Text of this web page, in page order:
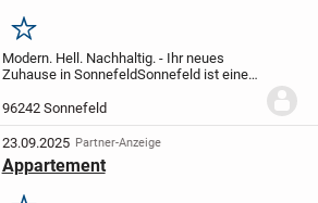
Merken
Modern. Hell. Nachhaltig. - Ihr neues
Zuhause in SonnefeldSonnefeld ist eine
Oberfrankens - ruhig gelegen und
dennoch bestens angebunden.
Einkaufsmöglichkeiten,...
96242 Sonnefeld
23.09.2025 Partner-Anzeige
Appartement